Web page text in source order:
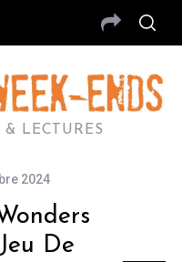
LECTURES
2024
De